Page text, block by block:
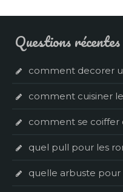
Questions récentes
comment decorer
comment cuisiner
comment se coiffer
quel pull pour les
quelle arbuste pour